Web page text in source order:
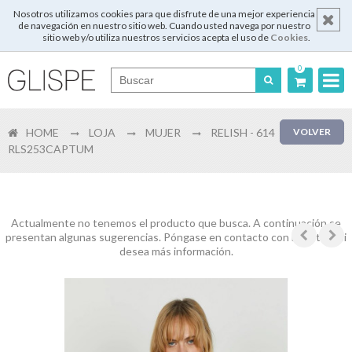
Nosotros utilizamos cookies para que disfrute de una mejor experiencia
de navegación en nuestro sitio web. Cuando usted navega por nuestro
sitio web y/o utiliza nuestros servicios acepta el uso de Cookies.
0
English
Registrar
VOLVER
HOME LOJA MUJER
RELISH - 614
RLS253CAPTUM
Actualmente no tenemos el producto que busca. A continuación se
presentan algunas sugerencias. Póngase en contacto con nosotros si
desea más información.